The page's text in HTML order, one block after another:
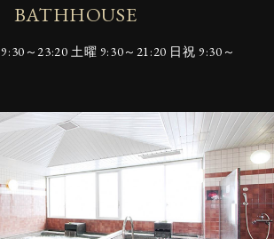
BATHHOUSE
～23:20 土曜 9:30～21:20 日祝 9:30～